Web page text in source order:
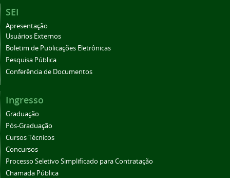
SEI
Apresentação
Usuários Externos
Boletim de Publicações Eletrônicas
Pesquisa Pública
Conferência de Documentos
Ingresso
Graduação
Pós-Graduação
Cursos Técnicos
Concursos
Processo Seletivo Simplificado para Contratação
Chamada Pública